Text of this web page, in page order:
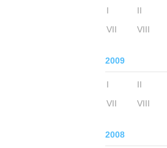
I II
VII
VIII
2009
I II
VII
VIII
2008